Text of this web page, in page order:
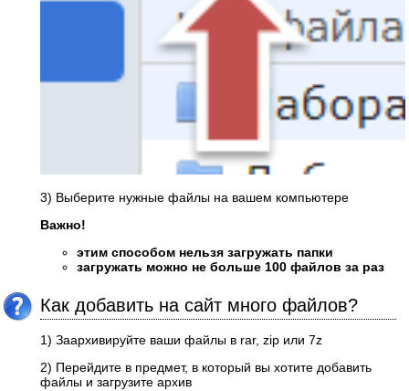
3) Выберите нужные файлы на вашем компьютере
Важно!
этим способом нельзя загружать папки
загружать можно не больше 100 файлов за раз
Как добавить на сайт много файлов?
1) Заархивируйте ваши файлы в rar, zip или 7z
2) Перейдите в предмет, в который вы хотите добавить
файлы и загрузите архив